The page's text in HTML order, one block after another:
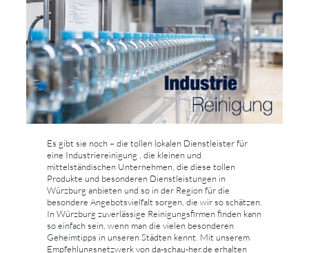
Es gibt sie noch – die tollen lokalen Dienstleister für
eine Industriereinigung , die kleinen und
mittelständischen Unternehmen, die diese tollen
Produkte und besonderen Dienstleistungen in
Würzburg anbieten und so in der Region für die
besondere Angebotsvielfalt sorgen, die wir so schätzen.
In Würzburg zuverlässige Reinigungsfirmen finden kann
so einfach sein, wenn man die vielen besonderen
Geheimtipps in unseren Städten kennt. Mit unserem
Empfehlungsnetzwerk von da-schau-her.de erhalten